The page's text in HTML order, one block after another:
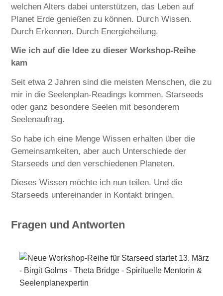
welchen Alters dabei unterstützen, das Leben auf
Planet Erde genießen zu können. Durch Wissen.
Durch Erkennen. Durch Energieheilung.
Wie ich auf die Idee zu dieser Workshop-Reihe
kam
Seit etwa 2 Jahren sind die meisten Menschen, die zu
mir in die Seelenplan-Readings kommen, Starseeds
oder ganz besondere Seelen mit besonderem
Seelenauftrag.
So habe ich eine Menge Wissen erhalten über die
Gemeinsamkeiten, aber auch Unterschiede der
Starseeds und den verschiedenen Planeten.
Dieses Wissen möchte ich nun teilen. Und die
Starseeds untereinander in Kontakt bringen.
Fragen und Antworten